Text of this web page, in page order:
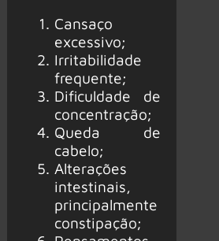
Cansaço
excessivo;
Irritabilidade
frequente;
Dificuldade de
concentração;
Queda de
cabelo;
Alterações
intestinais,
principalmente
constipação;